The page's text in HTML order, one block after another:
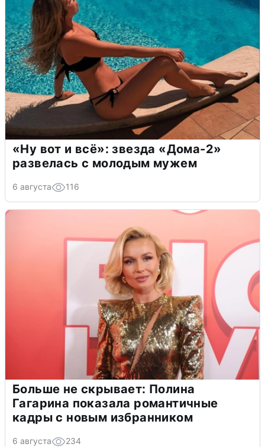
«Ну вот и всё»: звезда «Дома-2»
развелась с молодым мужем
6 августа 116
Больше не скрывает: Полина
Гагарина показала романтичные
кадры с новым избранником
6 августа 234